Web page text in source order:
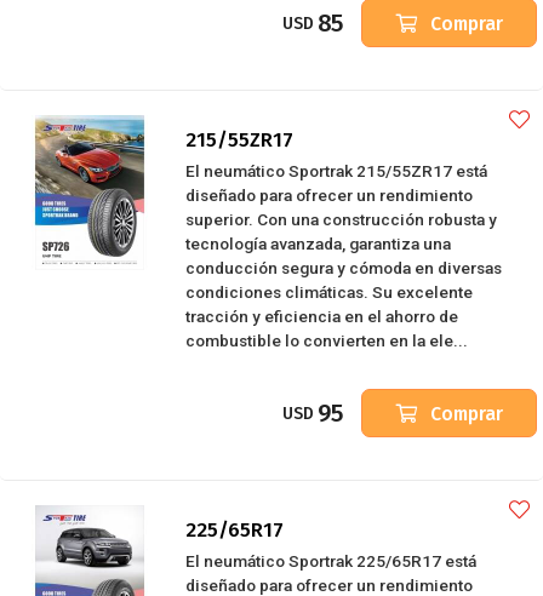
USD 85 Comprar
215/55ZR17
El neumático Sportrak 215/55ZR17 está
diseñado para ofrecer un rendimiento
superior. Con una construcción robusta y
tecnología avanzada, garantiza una
conducción segura y cómoda en diversas
condiciones climáticas. Su excelente
tracción y eficiencia en el ahorro de
combustible lo convierten en la ele...
USD 95 Comprar
225/65R17
El neumático Sportrak 225/65R17 está
diseñado para ofrecer un rendimiento